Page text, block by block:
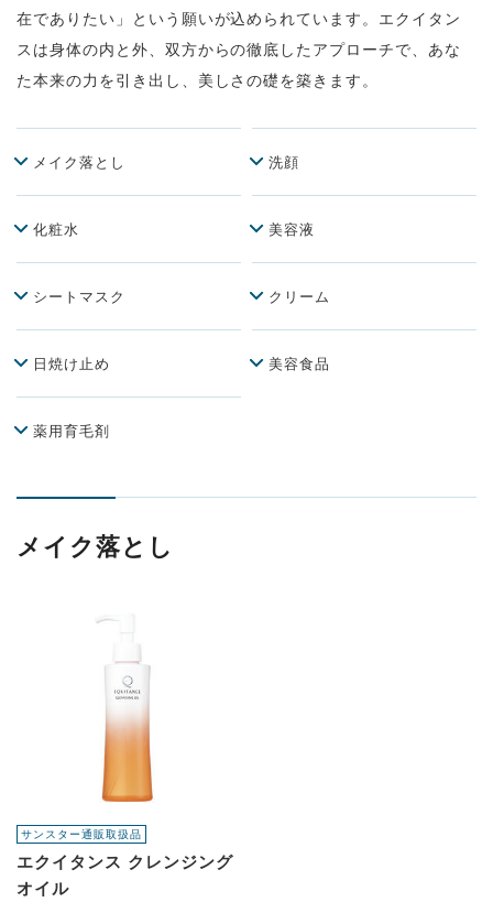
在でありたい」という願いが込められています。エクイタン
スは身体の内と外、双方からの徹底したアプローチで、あな
た本来の力を引き出し、美しさの礎を築きます。
メイク落とし 洗顔
化粧水 美容液
シートマスク クリーム
日焼け止め 美容食品
薬用育毛剤
メイク落とし
サンスター通販取扱品
エクイタンス クレンジング
オイル